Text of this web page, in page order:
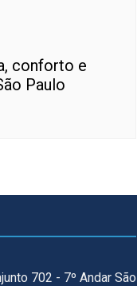
conforto e
Paulo
702 - 7º Andar São